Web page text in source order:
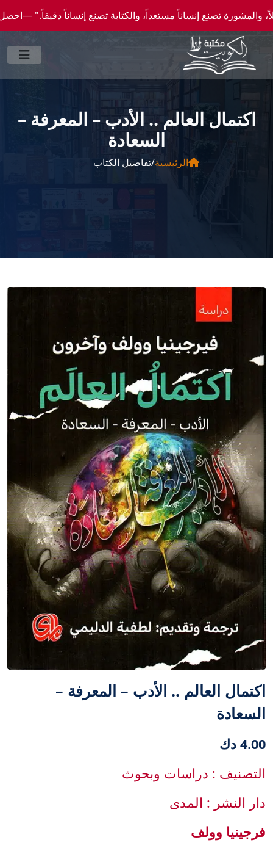
إنساناً مستعداً، والكتابة تصنع إنساناً دقيقاً." —احصل علي عروض وخصومات خاصة عن
اكتمال العالم .. الأدب – المعرفة –
السعادة
الرئيسية/تفاصيل الكتاب
اكتمال العالم .. الأدب – المعرفة –
السعادة
4.00 دك
التصنيف : دراسات وبحوث
دار النشر : المدى
فرجينيا وولف